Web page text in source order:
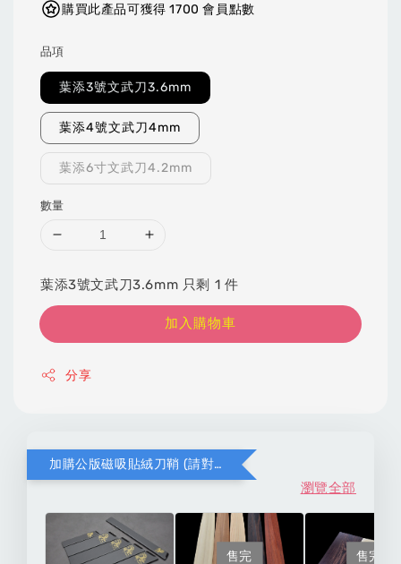
購買此產品可獲得 1700 會員點數
品項
葉添3號文武刀3.6mm
葉添4號文武刀4mm
葉添6寸文武刀4.2mm
數量
葉添3號文武刀3.6mm 只剩 1 件
加入購物車
分享
加購公版磁吸貼絨刀鞘 (請對應木頭材質與刀款尺寸)
瀏覽全部
售完 售完